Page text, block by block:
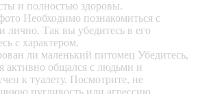
и полностью здоровы.
Необходимо познакомиться с
лично. Так вы убедитесь в его
с характером.
ли маленький питомец Убедитесь,
активно общался с людьми и
к туалету. Посмотрите, не